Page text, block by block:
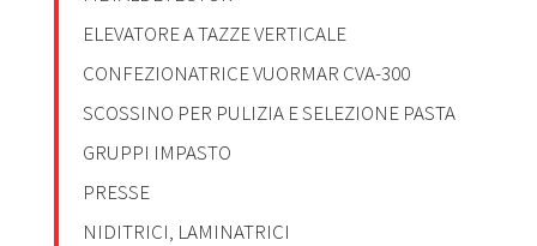
ELEVATORE A TAZZE VERTICALE
CONFEZIONATRICE VUORMAR CVA-300
SCOSSINO PER PULIZIA E SELEZIONE PASTA
GRUPPI IMPASTO
PRESSE
NIDITRICI, LAMINATRICI